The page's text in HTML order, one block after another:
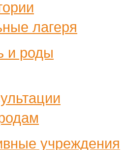
лагеря
и роды
учреждения